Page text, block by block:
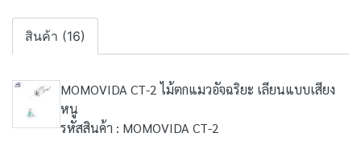
สินค้า (16)
MOMOVIDA CT-2 ไม้ตกแมวอัจฉริยะ เลียนแบบเสียง
หนู
รหัสสินค้า : MOMOVIDA CT-2